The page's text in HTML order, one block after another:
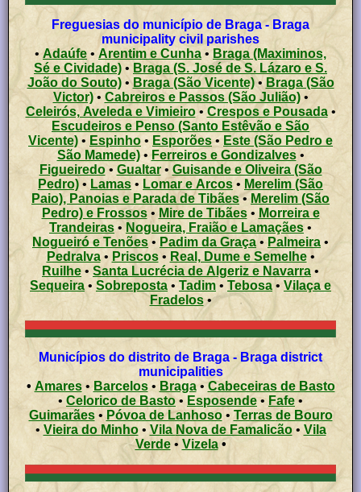
Freguesias do município de Braga - Braga
municipality civil parishes
•Adaúfe•Arentim e Cunha • Braga (Maximinos,
Sé e Cividade) • Braga (S. José de S. Lázaro e S.
João do Souto)•Braga (São Vicente)• Braga (São
Victor)• Cabreiros e Passos (São Julião)•
Celeirós, Aveleda e Vimieiro•Crespos e Pousada•
Escudeiros e Penso (Santo Estêvão e São
Vicente) • Espinho • Esporões• Este (São Pedro e
São Mamede)•Ferreiros e Gondizalves•
Figueiredo• Gualtar• Guisande e Oliveira (São
Pedro) • Lamas • Lomar e Arcos • Merelim (São
Paio), Panoias e Parada de Tibães• Merelim (São
Pedro) e Frossos• Mire de Tibães• Morreira e
Trandeiras • Nogueira, Fraião e Lamaçães •
Nogueiró e Tenões • Padim da Graça • Palmeira •
Pedralva• Priscos• Real, Dume e Semelhe•
Ruilhe • Santa Lucrécia de Algeriz e Navarra •
Sequeira• Sobreposta •Tadim • Tebosa • Vilaça e
Fradelos•
Municípios do distrito de Braga - Braga district
municipalities
• Amares• Barcelos• Braga•Cabeceiras de Basto
•
Celorico de Basto• Esposende• Fafe •
Guimarães•Póvoa de Lanhoso•
Terras de Bouro
• Vieira do Minho• Vila Nova de Famalicão• Vila
Verde• Vizela•